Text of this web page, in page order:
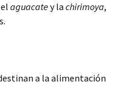
aguacatey la chirimoya,
a la alimentación